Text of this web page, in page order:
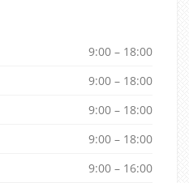
9:00 – 18:00
9:00 – 18:00
9:00 – 18:00
9:00 – 18:00
9:00 – 16:00